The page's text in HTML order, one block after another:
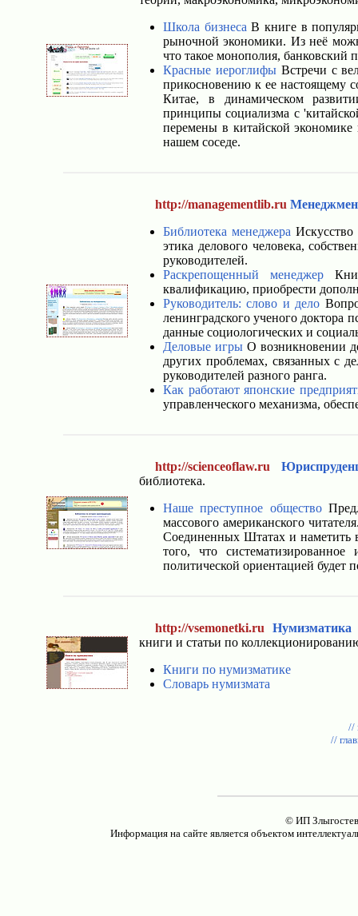
Школа бизнеса В книге в
рыночной экономики. Из неё
что такое монополия, банковский
Красные иероглифыВстречи с
прикосновению к ее настоящему
Китае, в динамическом
принципы социализма с
перемены в китайской
нашем соседе.
http://managementlib.ru
Библиотека менеджера
этика делового человека,
руководителей.
Раскрепощенный менеджер
квалификацию, приобрести
Руководитель: слово и дело
ленинградского ученого доктора
данные социологических и
Деловые игры О возникновении
других проблемах, связанных с
руководителей разного ранга.
Как работают японские
управленческого механизма,
http://scienceoflaw.ru
библиотека.
Наше преступное общество
массового американского
Соединенных Штатах и наметить
того, что
политической ориентацией будет
http://vsemonetki.ru Нумизматика
книги и статьи по
Книги по нумизматике
Словарь нумизмата
//
//
© ИП
Информация на сайте является объектом